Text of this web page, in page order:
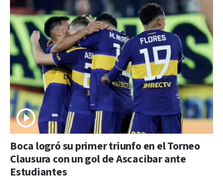
Boca logró su primer triunfo en el Torneo
Clausura con un gol de Ascacibar ante
Estudiantes